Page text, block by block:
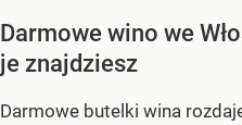
Darmowe wino we
je znajdziesz
Darmowe butelki wina